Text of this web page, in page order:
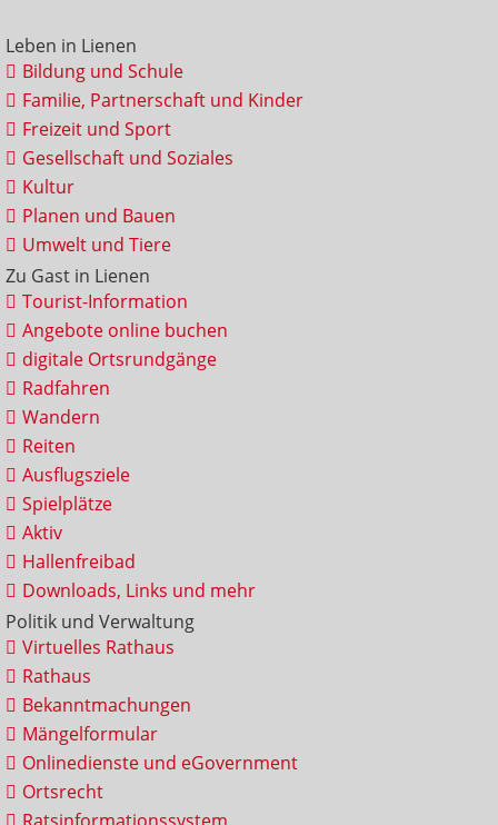
Leben in Lienen
Bildung und Schule
Familie, Partnerschaft und Kinder
Freizeit und Sport
Gesellschaft und Soziales
Kultur
Planen und Bauen
Umwelt und Tiere
Zu Gast in Lienen
Tourist-Information
Angebote online buchen
digitale Ortsrundgänge
Radfahren
Wandern
Reiten
Ausflugsziele
Spielplätze
Aktiv
Hallenfreibad
Downloads, Links und mehr
Politik und Verwaltung
Virtuelles Rathaus
Rathaus
Bekanntmachungen
Mängelformular
Onlinedienste und eGovernment
Ortsrecht